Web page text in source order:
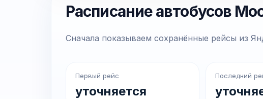
Расписание автобусов
Сначала показываем сохранённые рейсы из
Первый рейс
уточняется
Последний